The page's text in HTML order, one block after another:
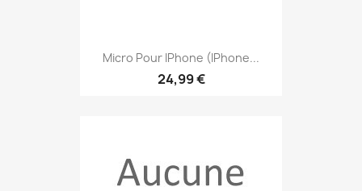
Micro Pour IPhone (iPhone...
24,99 €